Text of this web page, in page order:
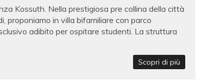
Kossuth. Nella prestigiosa pre collina della città
proponiamo in villa bifamiliare con parco
adibito per ospitare studenti. La struttura
Scopri di più